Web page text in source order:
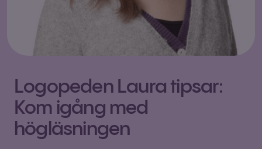
Logopeden Laura tipsar:
Kom igång med
högläsningen